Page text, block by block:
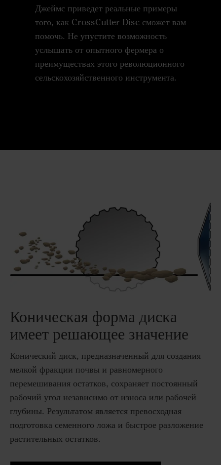
Джеймс приведет реальные примеры
того, как CrossCutter Disc сможет вам
помочь. Не упустите возможность
услышать от опытного фермера о
преимуществах этого революционного
сельскохозяйственного инструмента.
Коническая форма диска
имеет решающее значение
Конический диск, предназначенный для создания
мелкой фракции почвы и равномерного
перемешивания остатков, сохраняет постоянный
рабочий угол независимо от износа или рабочей
глубины. Результатом является превосходная
подготовка семенного ложа и быстрое разложение
растительных остатков.